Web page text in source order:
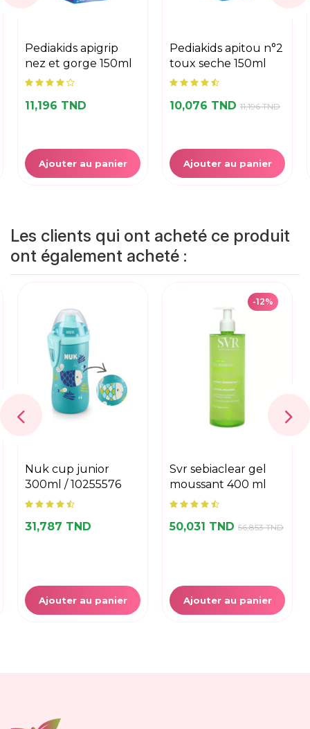
pediakids apigrip
nez et gorge 150ml
11,196 TND
Ajouter au panier
pediakids apitou n°2
toux seche 150ml
10,076 TND 11,196 TND
Ajouter au panier
Les clients qui ont acheté ce produit
ont également acheté :
nuk cup junior
300ml / 10255576
31,787 TND
Ajouter au panier
-12%
svr sebiaclear gel
moussant 400 ml
50,031 TND 56,853 TND
Ajouter au panier